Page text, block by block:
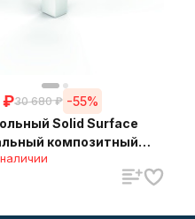
₽30 680 ₽ -55%
Solid Surface
композитный
Sonia 154265